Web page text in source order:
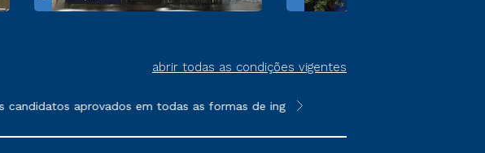
abrir todas as condições vigentes
aprovados em todas as formas de ingresso, exceto na prova on-line
**Semipresencial é um formato do